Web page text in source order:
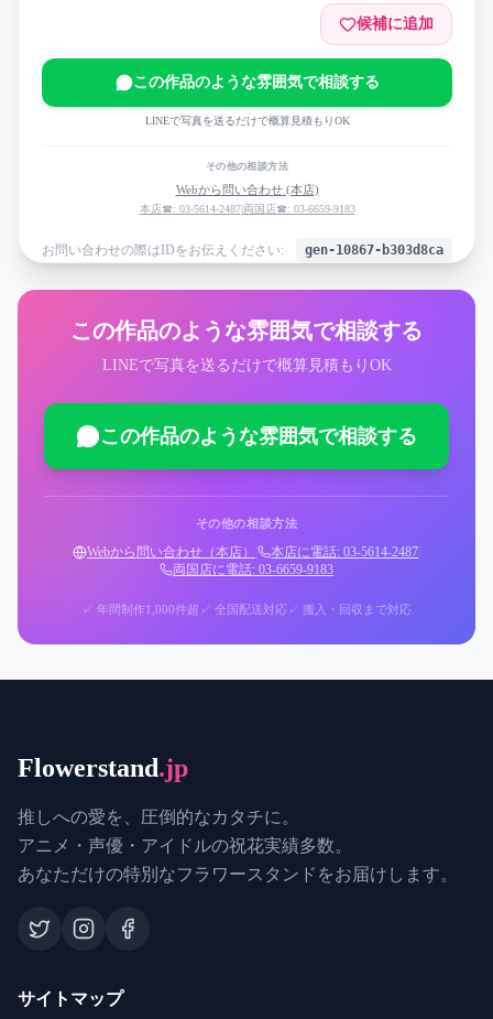
候補に追加
この作品のような雰囲気で相談する
LINEで写真を送るだけで概算見積もりOK
その他の相談方法
Webから問い合わせ (本店)
本店☎: 03-5614-2487|両国店☎: 03-6659-9183
お問い合わせの際はIDをお伝えください: gen-10867-b303d8ca
この作品のような雰囲気で相談する
LINEで写真を送るだけで概算見積もりOK
この作品のような雰囲気で相談する
その他の相談方法
Webから問い合わせ（本店） 本店に電話: 03-5614-2487
両国店に電話: 03-6659-9183
✓ 年間制作1,000件超 ✓ 全国配送対応 ✓ 搬入・回収まで対応
Flowerstand.jp
推しへの愛を、圧倒的なカタチに。
アニメ・声優・アイドルの祝花実績多数。
あなただけの特別なフラワースタンドをお届けします。
サイトマップ